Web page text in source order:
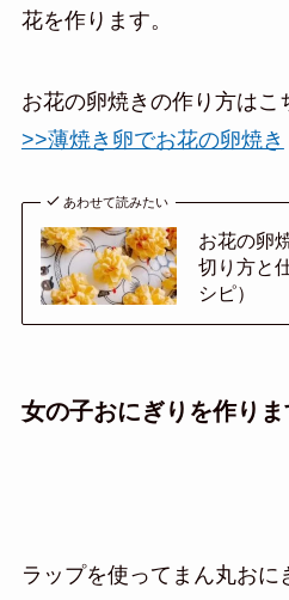
花を作ります。
お花の卵焼きの作り方はこ
>>薄焼き卵でお花の卵焼き
あわせて読みたい
お花の卵
切り方と
シピ）
女の子おにぎりを作りま
ラップを使ってまん丸おに